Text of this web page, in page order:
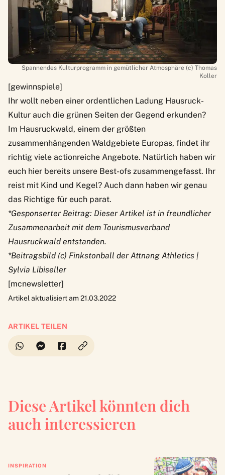
Spannendes Kulturprogramm in gemütlicher Atmosphäre (c) Thomas
Koller
[gewinnspiele]
Ihr wollt neben einer ordentlichen Ladung Hausruck-
Kultur auch die grünen Seiten der Gegend erkunden?
Im Hausruckwald, einem der größten
zusammenhängenden Waldgebiete Europas, findet ihr
richtig viele actionreiche Angebote. Natürlich haben wir
euch hier bereits unsere Best-ofs zusammengefasst. Ihr
reist mit Kind und Kegel? Auch dann haben wir genau
das Richtige für euch parat.
*Gesponserter Beitrag: Dieser Artikel ist in freundlicher
Zusammenarbeit mit dem Tourismusverband
Hausruckwald entstanden.
*Beitragsbild (c) Finkstonball der Attnang Athletics |
Sylvia Libiseller
[mcnewsletter]
Artikel aktualisiert am 21.03.2022
ARTIKEL TEILEN
Diese Artikel könnten dich
auch interessieren
INSPIRATION